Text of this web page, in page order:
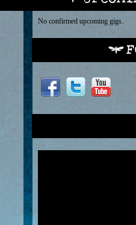
No confirmed upcoming gigs.